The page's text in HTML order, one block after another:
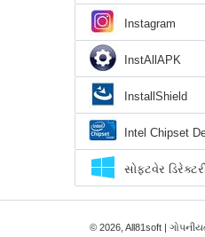
Instagram
InstAllAPK
InstallShield
Intel Chipset
સોફ્ટવેર
© 2026, All81soft |